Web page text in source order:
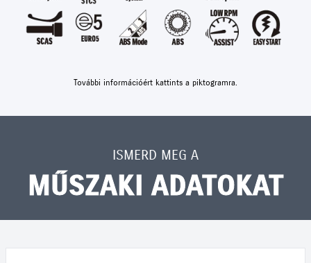
További információért kattints a piktogramra.
ISMERD MEG A
MŰSZAKI ADATOKAT